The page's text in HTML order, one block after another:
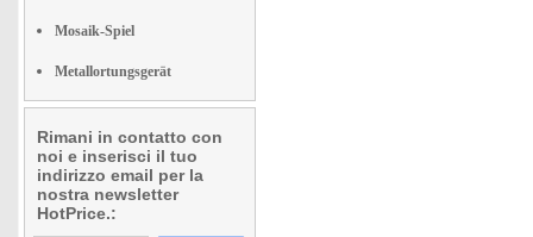
Mosaik-Spiel
Metallortungsgerät
Rimani in contatto con
noi e inserisci il tuo
indirizzo email per la
nostra newsletter
HotPrice.: